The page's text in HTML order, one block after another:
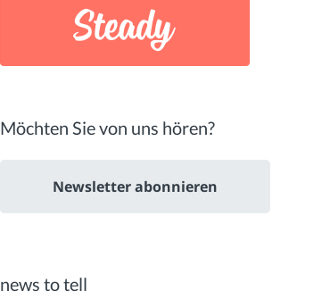
Möchten Sie von uns hören?
Newsletter abonnieren
news to tell